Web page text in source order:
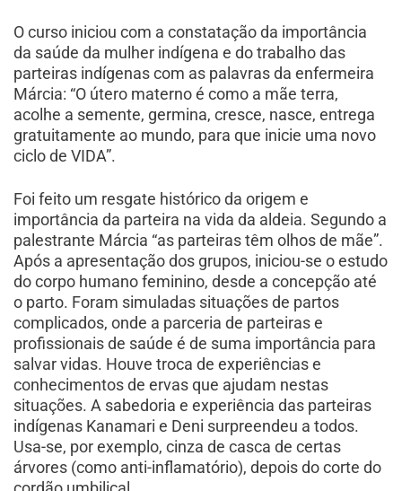
O curso iniciou com a constatação da importância
da saúde da mulher indígena e do trabalho das
parteiras indígenas com as palavras da enfermeira
Márcia: “O útero materno é como a mãe terra,
acolhe a semente, germina, cresce, nasce, entrega
gratuitamente ao mundo, para que inicie uma novo
ciclo de VIDA”.
Foi feito um resgate histórico da origem e
importância da parteira na vida da aldeia. Segundo a
palestrante Márcia “as parteiras têm olhos de mãe”.
Após a apresentação dos grupos, iniciou-se o estudo
do corpo humano feminino, desde a concepção até
o parto. Foram simuladas situações de partos
complicados, onde a parceria de parteiras e
profissionais de saúde é de suma importância para
salvar vidas. Houve troca de experiências e
conhecimentos de ervas que ajudam nestas
situações. A sabedoria e experiência das parteiras
indígenas Kanamari e Deni surpreendeu a todos.
Usa-se, por exemplo, cinza de casca de certas
árvores (como anti-inflamatório), depois do corte do